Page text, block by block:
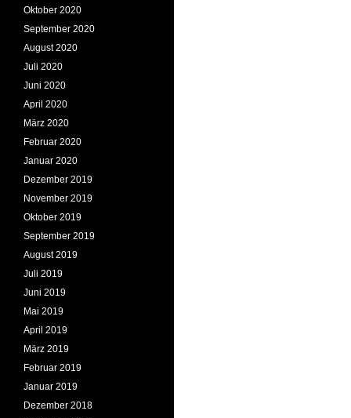
Oktober 2020
September 2020
August 2020
Juli 2020
Juni 2020
April 2020
März 2020
Februar 2020
Januar 2020
Dezember 2019
November 2019
Oktober 2019
September 2019
August 2019
Juli 2019
Juni 2019
Mai 2019
April 2019
März 2019
Februar 2019
Januar 2019
Dezember 2018